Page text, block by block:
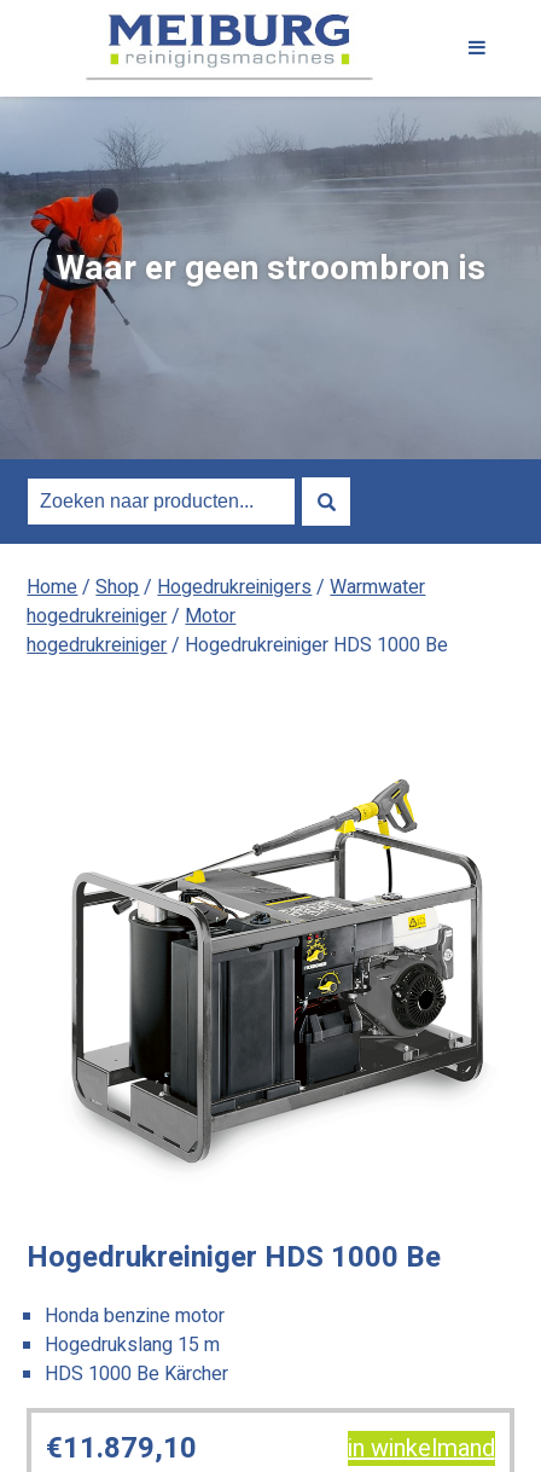
Waar er geen stroombron is
Home/Shop/Hogedrukreinigers/Warmwater
hogedrukreiniger/Motor
hogedrukreiniger/ Hogedrukreiniger HDS 1000 Be
Hogedrukreiniger HDS 1000 Be
Honda benzine motor
Hogedrukslang 15 m
HDS 1000 Be Kärcher
€11.879,10 in winkelmand